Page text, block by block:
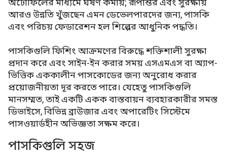
অটোফিলের মাধ্যমে ঘর্ষণ কমায়; রূপান্তর এবং সুরক্ষায়
আরও উন্নতি খুঁজছেন এমন ডেভেলপারদের জন্য, পাসকি
এবং পরিচয় ফেডারেশন হল শিল্পের আধুনিক পদ্ধতি।
পাসকিগুলি ফিশিং আক্রমণের বিরুদ্ধে শক্তিশালী সুরক্ষা
প্রদান করে এবং সাইন-ইন করার সময় এসএমএস বা অ্যাপ-
ভিত্তিক এককালীন পাসকোডের জন্য অনুরোধ করার
প্রয়োজনীয়তা দূর করতে পারে। যেহেতু পাসকিগুলি
মানসম্মত, তাই একটি একক বাস্তবায়ন ব্যবহারকারীর সমস্ত
ডিভাইসে, বিভিন্ন ব্রাউজার এবং অপারেটিং সিস্টেমে
পাসওয়ার্ডহীন অভিজ্ঞতা সক্ষম করে।
পাসকিগুলি সহজ